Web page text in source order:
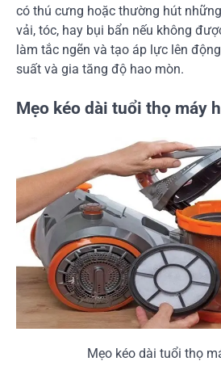
có thú cưng hoặc thường hút
vải, tóc, hay bụi bẩn nếu không
làm tắc ngẽn và tạo áp lực lên
suất và gia tăng độ hao mòn.
Mẹo kéo dài tuổi thọ máy
Mẹo kéo dài tuổi thọ